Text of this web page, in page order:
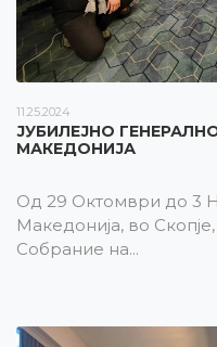
11.25.2024
ЈУБИЛЕЈНО
МАКЕДОНИЈА
Од 29 Октомври до 3
Македонија, во
Собрание на...